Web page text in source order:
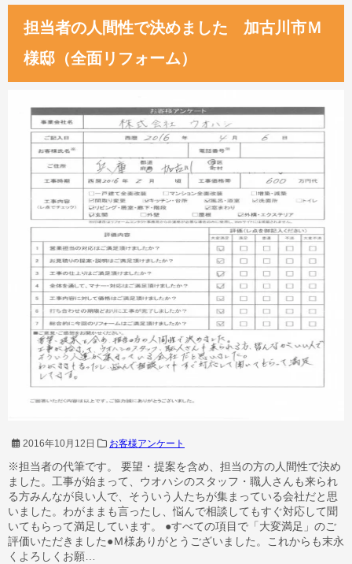
担当者の人間性で決めました 加古川市Ｍ
様邸（全面リフォーム）
2016年10月12日 お客様アンケート
※担当者の代筆です。 要望・提案を含め、担当の方の人間性で決め
ました。工事が始まって、ウオハシのスタッフ・職人さんも来られ
る方みんなが良い人で、そういう人たちが集まっている会社だと思
いました。わがままも言ったし、悩んで相談してもすぐ対応して聞
いてもらって満足しています。 ●すべての項目で「大変満足」のご
評価いただきました●Ｍ様ありがとうございました。これからも末永
くよろしくお願…